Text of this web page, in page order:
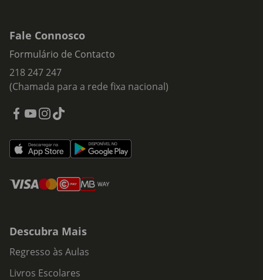
Fale Connosco
Formulário de Contacto
218 247 247
(Chamada para a rede fixa nacional)
Descubra Mais
Regresso às Aulas
Livros Escolares